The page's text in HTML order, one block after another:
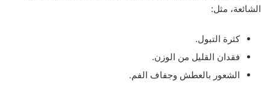
الشائعة، مثل:
كثرة التبول.
فقدان القليل من الوزن.
الشعور بالعطش وجفاف الفم.